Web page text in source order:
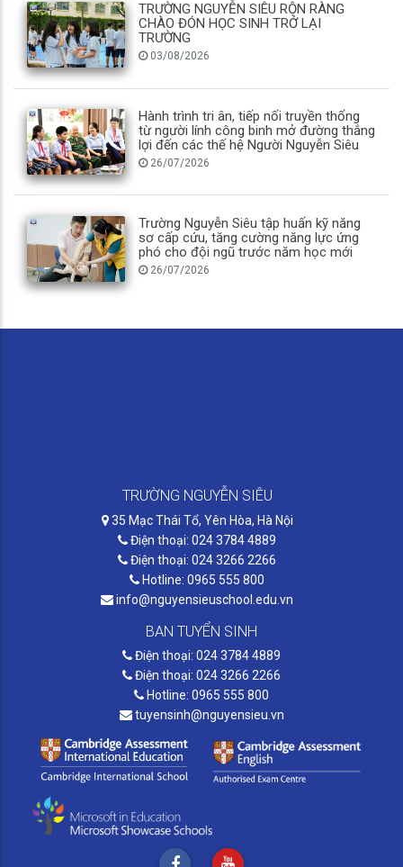
TRƯỜNG NGUYỄN SIÊU RỘN RÀNG
CHÀO ĐÓN HỌC SINH TRỞ LẠI
TRƯỜNG
03/08/2026
Hành trình tri ân, tiếp nối truyền thống
từ người lính công binh mở đường thắng
lợi đến các thế hệ Người Nguyễn Siêu
26/07/2026
Trường Nguyễn Siêu tập huấn kỹ năng
sơ cấp cứu, tăng cường năng lực ứng
phó cho đội ngũ trước năm học mới
26/07/2026
TRƯỜNG NGUYỄN SIÊU
35 Mạc Thái Tổ, Yên Hòa, Hà Nội
Điện thoại: 024 3784 4889
Điện thoại: 024 3266 2266
Hotline: 0965 555 800
info@nguyensieuschool.edu.vn
BAN TUYỂN SINH
Điện thoại: 024 3784 4889
Điện thoại: 024 3266 2266
Hotline: 0965 555 800
tuyensinh@nguyensieu.vn